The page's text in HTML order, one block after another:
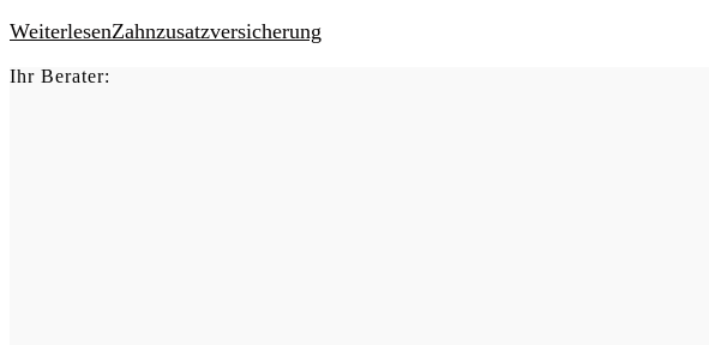
WeiterlesenZahnzusatzversicherung
Ihr Berater: